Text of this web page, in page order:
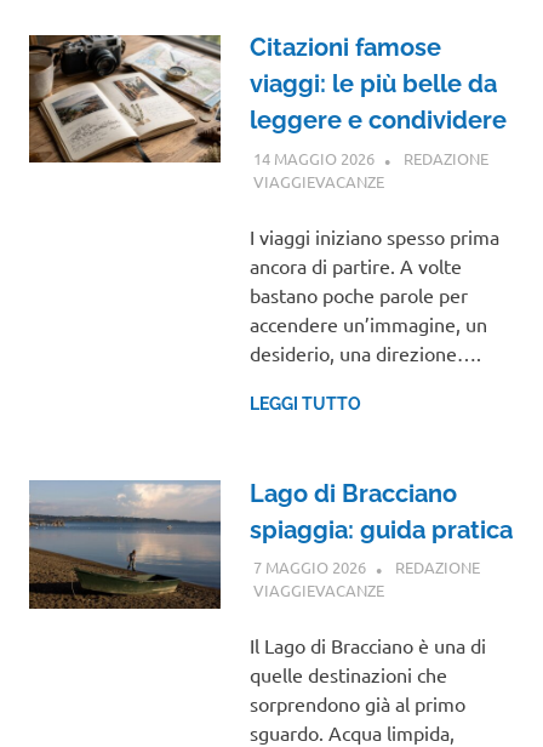
Citazioni famose
viaggi: le più belle da
leggere e condividere
14 MAGGIO 2026
REDAZIONE
VIAGGIEVACANZEGUIDE
I viaggi iniziano spesso prima
ancora di partire. A volte
bastano poche parole per
accendere un’immagine, un
desiderio, una direzione….
LEGGI TUTTO
Lago di Bracciano
spiaggia: guida pratica
7 MAGGIO 2026
REDAZIONE
VIAGGIEVACANZEGUIDE
Il Lago di Bracciano è una di
quelle destinazioni che
sorprendono già al primo
sguardo. Acqua limpida,